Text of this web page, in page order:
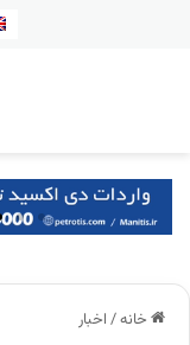
خانه/ اخبار